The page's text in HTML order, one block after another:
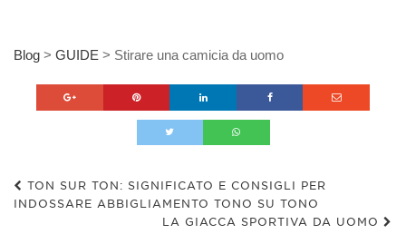
Blog > GUIDE > Stirare una camicia da uomo
TON SUR TON: SIGNIFICATO E CONSIGLI PER
INDOSSARE ABBIGLIAMENTO TONO SU TONO
LA GIACCA SPORTIVA DA UOMO